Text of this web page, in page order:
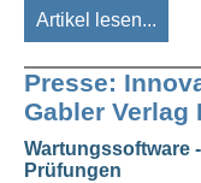
Artikel lesen...
Presse:
Gabler Verlag
Wartungssoftware
Prüfungen